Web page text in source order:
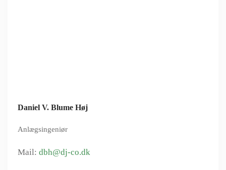
Daniel V. Blume Høj
Anlægsingeniør
dbh@dj-co.dk